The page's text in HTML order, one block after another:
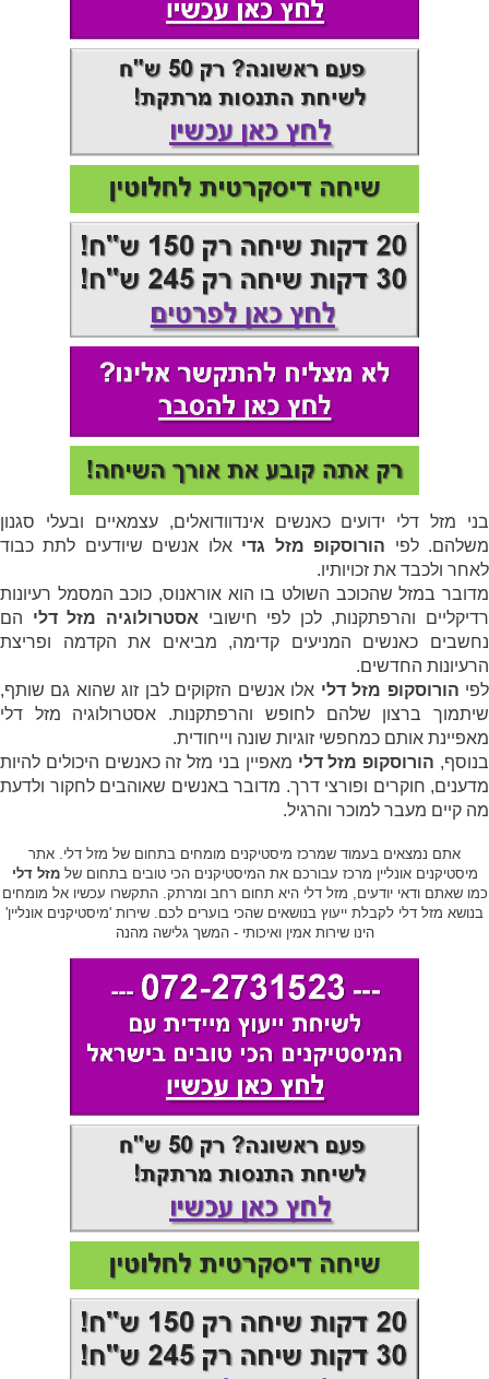
בני מזל דלי ידועים כאנשים אינדוודואלים, עצמאיים ובעלי סגנון
משלהם. לפי הורוסקופ מזל גדי אלו אנשים שיודעים לתת כבוד
לאחר ולכבד את זכויותיו.
מדובר במזל שהכוכב השולט בו הוא אוראנוס, כוכב המסמל רעיונות
רדיקליים והרפתקנות, לכן לפי חישובי אסטרולוגיה מזל דלי הם
נחשבים כאנשים המניעים קדימה, מביאים את הקדמה ופריצת
הרעיונות החדשים.
לפי הורוסקופ מזל דלי אלו אנשים הזקוקים לבן זוג שהוא גם שותף,
שיתמוך ברצון שלהם לחופש והרפתקנות. אסטרולוגיה מזל דלי
מאפיינת אותם כמחפשי זוגיות שונה וייחודית.
בנוסף, הורוסקופ מזל דלי מאפיין בני מזל זה כאנשים היכולים להיות
מדענים, חוקרים ופורצי דרך. מדובר באנשים שאוהבים לחקור ולדעת
מה קיים מעבר למוכר והרגיל.
אתם נמצאים בעמוד שמרכז מיסטיקנים מומחים בתחום של מזל דלי. אתר
מיסטיקנים אונליין מרכז עבורכם את המיסטיקנים הכי טובים בתחום שלמזל דלי
כמו שאתם ודאי יודעים, מזל דלי היא תחום רחב ומרתק. התקשרו עכשיו אל מומחים
בנושא מזל דלי לקבלת ייעוץ בנושאים שהכי בוערים לכם. שירות 'מיסטיקנים אונליין'
הינו שירות אמין ואיכותי - המשך גלישה מהנה